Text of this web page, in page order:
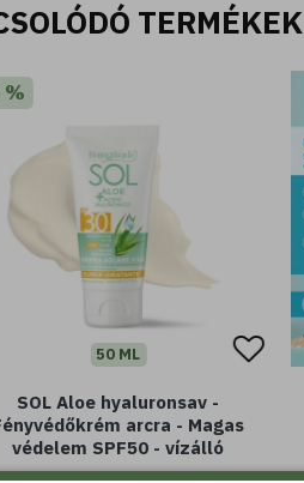
TERMÉKEK
%
50 ML
SOL Aloe hyaluronsav -
arcra - Magas
védelem SPF50 - vízálló